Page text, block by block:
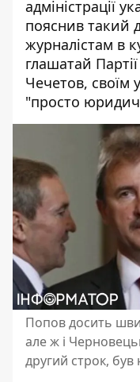
адміністрації
пояснив такий
журналістам в
глашатай
Чечетов, своїм
"просто
Попов досить
але ж і
другий строк,